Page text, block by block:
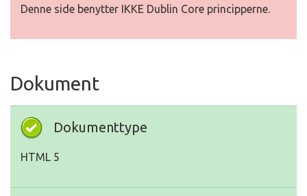
Denne side benytter IKKE Dublin Core principperne.
Dokument
Dokumenttype
HTML 5